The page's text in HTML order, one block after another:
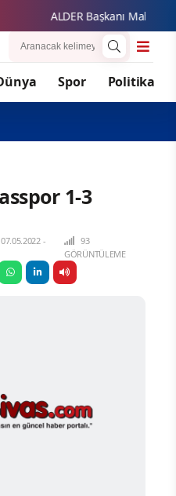
ALDER Başkanı Mahmut
Spor Politika
1-3
-
93
GÖRÜNTÜLEME